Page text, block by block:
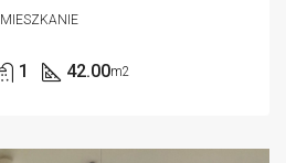
MIESZKANIE
1 42.00m2